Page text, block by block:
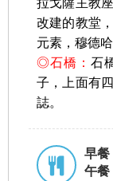
拉戈薩主教
改建的教堂
元素，穆德
◎石橋： 石
子，上面有
誌。
早餐
午餐